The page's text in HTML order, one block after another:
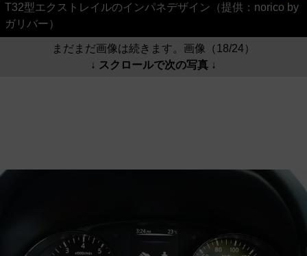
T32型エクストレイルのインパネデザイン（提供：norico by
ガリバー）
まだまだ画像は続きます。画像（18/24）
↓ スクロールで次の写真 ↓